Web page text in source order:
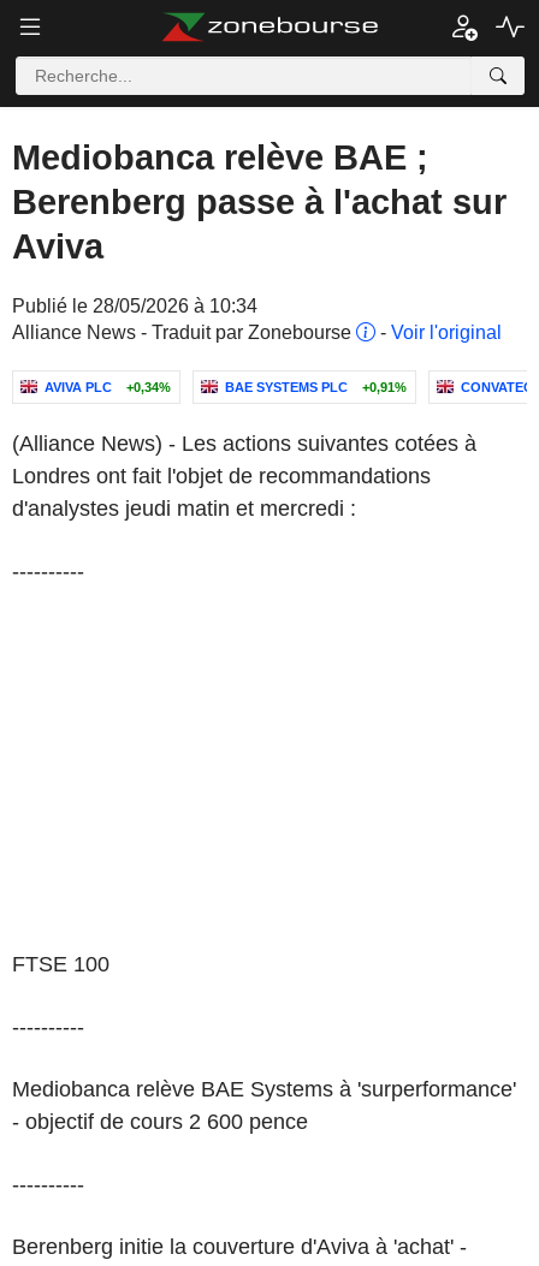
Mediobanca relève BAE ;
Berenberg passe à l'achat sur
Aviva
Publié le 28/05/2026 à 10:34
Alliance News - Traduit par Zonebourse
- Voir l'original
AVIVA PLC +0,34% BAE SYSTEMS PLC +0,91% CONVATEC
(Alliance News) - Les actions suivantes cotées à
Londres ont fait l'objet de recommandations
d'analystes jeudi matin et mercredi :
----------
FTSE 100
----------
Mediobanca relève BAE Systems à 'surperformance'
- objectif de cours 2 600 pence
----------
Berenberg initie la couverture d'Aviva à 'achat' -